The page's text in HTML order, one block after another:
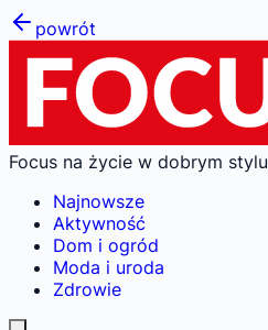
powrót
Focus na życie w dobrym stylu
Najnowsze
Aktywność
Dom i ogród
Moda i uroda
Zdrowie